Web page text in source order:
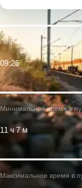
Минимальное время в
11 ч 7 м
Первое отправление:
09:26
Максимальное время в